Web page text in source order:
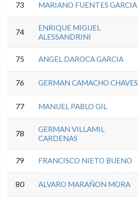
73 MARIANO FUENTES GARCIA
74
ENRIQUE MIGUEL
ALESSANDRINI
75 ANGEL DAROCA GARCIA
76 GERMAN CAMACHO CHAVES
77 MANUEL PABLO GIL
78
GERMAN VILLAMIL
CARDENAS
79 FRANCISCO NIETO BUENO
80 ALVARO MARAÑON MORA